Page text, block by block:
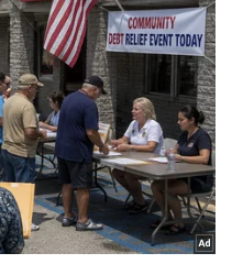
Quân sự - Quốc phòng
Vũ khí
Việt Nam
Phân tích